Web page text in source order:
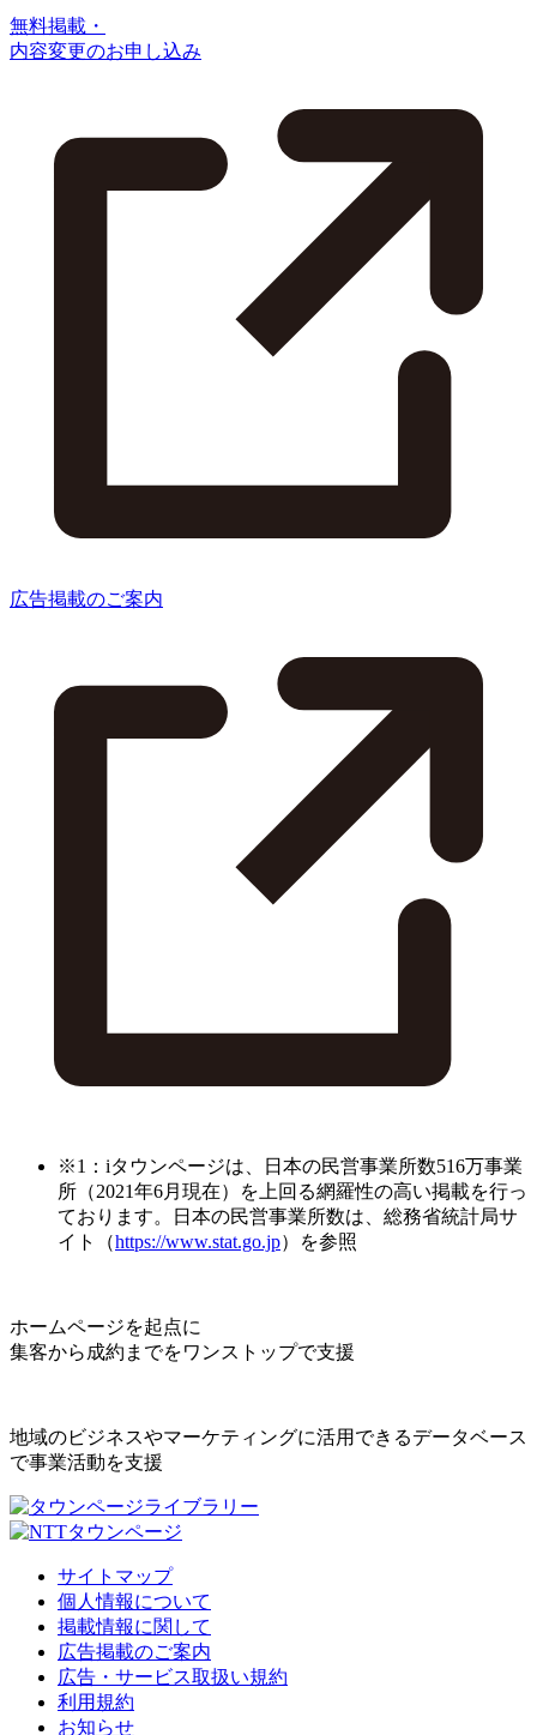
無料掲載・
内容変更のお申し込み
広告掲載のご案内
※1：iタウンページは、日本の民営事業所数516万事業
所（2021年6月現在）を上回る網羅性の高い掲載を行っ
ております。日本の民営事業所数は、総務省統計局サ
イト（https://www.stat.go.jp）を参照
ホームページを起点に
集客から成約までをワンストップで支援
地域のビジネスやマーケティングに活用できるデータベース
で事業活動を支援
サイトマップ
個人情報について
掲載情報に関して
広告掲載のご案内
広告・サービス取扱い規約
利用規約
お知らせ